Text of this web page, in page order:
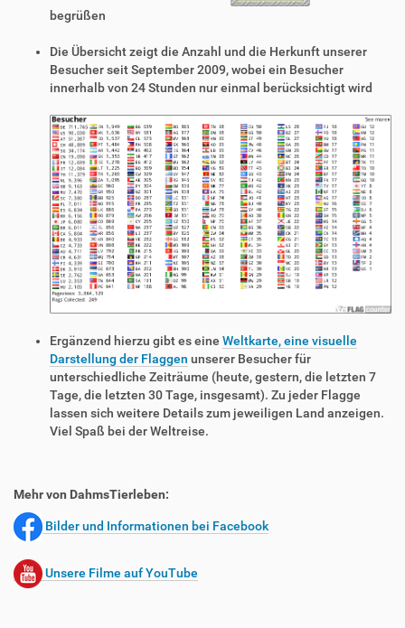
begrüßen
Die Übersicht zeigt die Anzahl und die Herkunft unserer
Besucher seit September 2009, wobei ein Besucher
innerhalb von 24 Stunden nur einmal berücksichtigt wird
Ergänzend hierzu gibt es eine Weltkarte, eine visuelle
Darstellung der Flaggen unserer Besucher für
unterschiedliche Zeiträume (heute, gestern, die letzten 7
Tage, die letzten 30 Tage, insgesamt). Zu jeder Flagge
lassen sich weitere Details zum jeweiligen Land anzeigen.
Viel Spaß bei der Weltreise.
Mehr von DahmsTierleben:
Bilder und Informationen bei Facebook
Unsere Filme auf YouTube